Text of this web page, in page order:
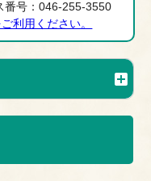
号：046-255-3550
利用ください。